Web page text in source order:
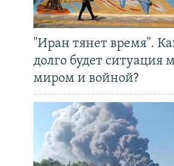
"Иран тянет время".
долго будет ситуация
миром и войной?